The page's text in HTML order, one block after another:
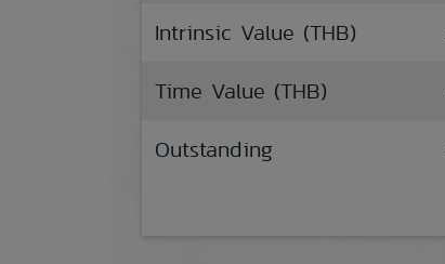
Intrinsic Value (THB)
Time Value (THB)
Outstanding